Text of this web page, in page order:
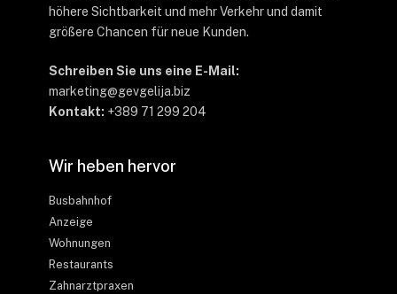
höhere Sichtbarkeit und mehr Verkehr und damit
größere Chancen für neue Kunden.
Schreiben Sie uns eine E-Mail:
marketing@gevgelija.biz
Kontakt: +389 71 299 204
Wir heben hervor
Busbahnhof
Anzeige
Wohnungen
Restaurants
Zahnarztpraxen